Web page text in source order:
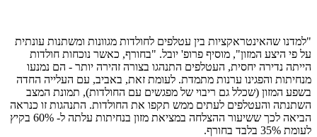
"למדנו שהאינטראקציות בין עטלפים לחולדות מגוונות ומשתנות עונתית
על פי היצע המזון", מוסיף פרופ' יובל. "בחורף, כאשר נוכחות חולדות
הייתה נדירה יחסית, העטלפים התנהגו בצורה זהירה יותר - הם נמנעו
מנחיתות והפגינו ערנות מתמדת. לעומת זאת, באביב, עם העלייה החדה
בשפע המזון (שכלל גם ריבוי של מפגשים עם החולדות), תמונת המצב
השתנתה והעטלפים לעתים ממש תקפו את החולדות. התנהגות זו כנראה
הביאה לכך ששיעור ההצלחה במציאת מזון בנחיתות עלתה ל- 60% בקיץ
לעומת 35% בלבד בחורף.